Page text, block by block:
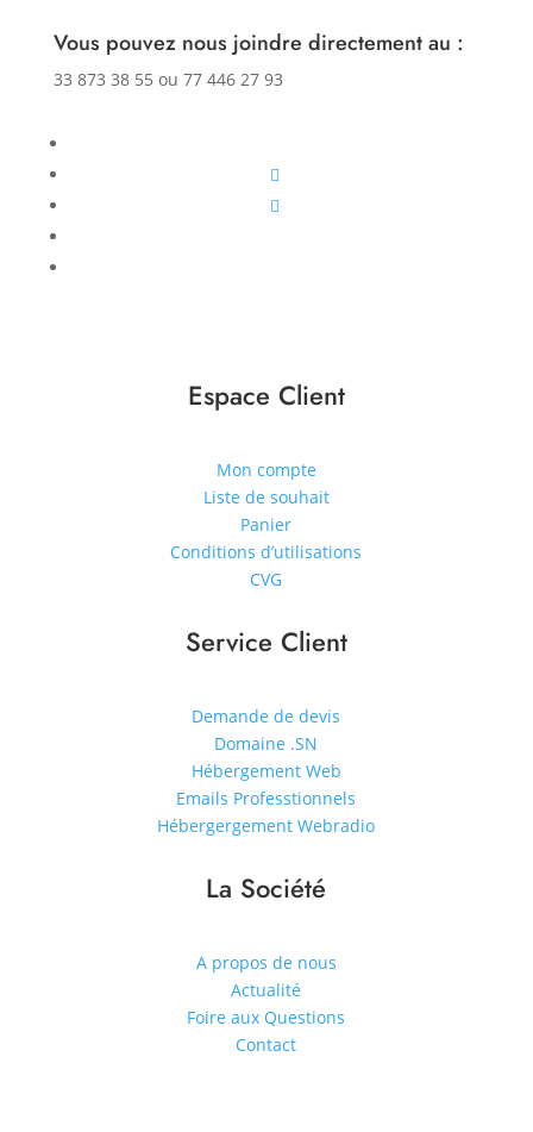
Vous pouvez nous joindre directement au :
33 873 38 55 ou 77 446 27 93
Espace Client
Mon compte
Liste de souhait
Panier
Conditions d’utilisations
CVG
Service Client
Demande de devis
Domaine .SN
Hébergement Web
Emails Professtionnels
Hébergergement Webradio
La Société
A propos de nous
Actualité
Foire aux Questions
Contact